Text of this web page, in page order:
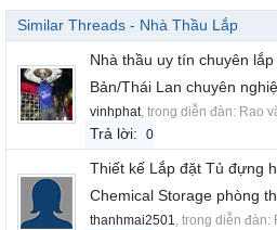
Similar Threads - Nhà Thầu Lắp
Nhà thầu uy tín chuyên
Bản/Thái Lan chuyên
vinhphat, trong diễn đàn: Rao
Trả lời: 0
Thiết kế Lắp đặt Tủ đựng
Chemical Storage phòng
thanhmai2501, trong diễn đàn: